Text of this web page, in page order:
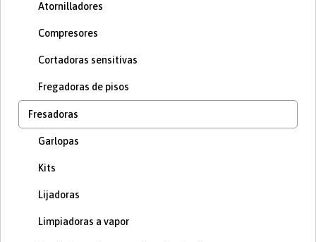
Atornilladores
Compresores
Cortadoras sensitivas
Fregadoras de pisos
Fresadoras
Garlopas
Kits
Lijadoras
Limpiadoras a vapor